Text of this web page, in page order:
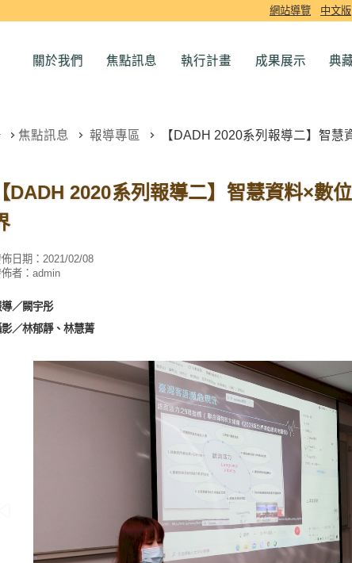
網站導覽 中文版
關於我們 焦點訊息 執行計畫 成果展示 典
焦點訊息 報導專區 【DADH 2020系列報導二】智慧
DADH 2020系列報導二】智慧資料×數
日期：2021/02/08
者：admin
／闕宇彤
／林郁靜、林慧菁